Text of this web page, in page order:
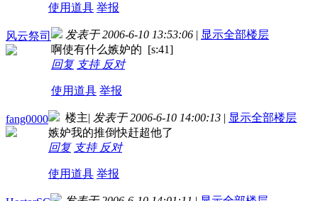
使用道具 举报
风云祭司 发表于 2006-6-10 13:53:06 | 显示全部楼层
啊使有什么嫉妒的 [s:41]
回复 支持 反对
使用道具 举报
fang0000 楼主| 发表于 2006-6-10 14:00:13 | 显示全部楼层
嫉妒我的推倒快赶超他了
回复 支持 反对
使用道具 举报